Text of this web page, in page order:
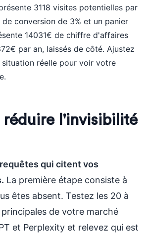
3118 visites potentielles par
conversion de 3% et un panier
14031€ de chiffre d'affaires
par an, laissés de côté. Ajustez
réelle pour voir votre
réduire l'invisibilité
qui citent vos
La première étape consiste à
êtes absent. Testez les 20 à
de votre marché
et Perplexity et relevez qui est